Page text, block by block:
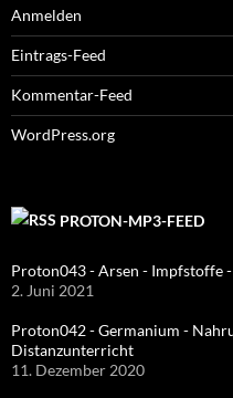
Anmelden
Eintrags-Feed
Kommentar-Feed
WordPress.org
PROTON-MP3-FEED
Proton043 - Arsen - Impfstoffe
2. Juni 2021
Proton042 - Germanium -
Distanzunterricht
11. Dezember 2020